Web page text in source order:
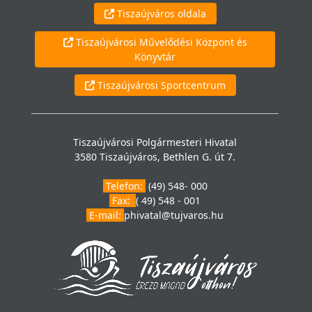
Tiszaújváros oldala
Tiszaújvárosi Művelődési Központ és
Könyvtár
Tiszaújvárosi Sportcentrum
Tiszaújvárosi Polgármesteri Hivatal
3580 Tiszaújváros, Bethlen G. út 7.
Telefon: (49) 548- 000
Fax: ( 49) 548 - 001
E-mail: phivatal@tujvaros.hu